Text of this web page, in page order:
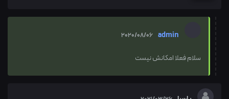
admin
2020/08/06
سلام فعلا امکانش نیست